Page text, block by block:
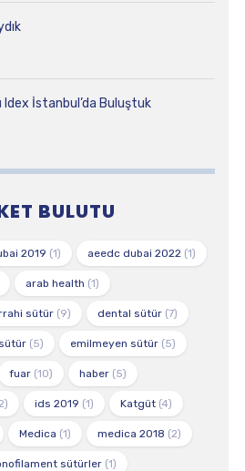
İstanbul’da Buluştuk
BULUTU
2019 (1) aeedc dubai 2022 (1)
arab health (1)
sütür(9) dental sütür(7)
(5) emilmeyen sütür(5)
fuar(10) haber(5)
ids 2019 (1) Katgüt(4)
Medica (1) medica 2018 (2)
sütürler(1)